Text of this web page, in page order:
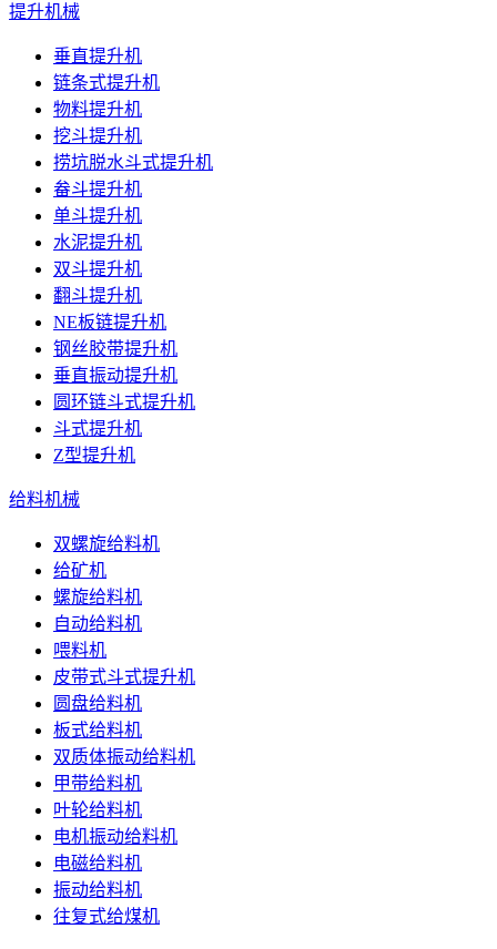
提升机械
垂直提升机
链条式提升机
物料提升机
挖斗提升机
捞坑脱水斗式提升机
畚斗提升机
单斗提升机
水泥提升机
双斗提升机
翻斗提升机
NE板链提升机
钢丝胶带提升机
垂直振动提升机
圆环链斗式提升机
斗式提升机
Z型提升机
给料机械
双螺旋给料机
给矿机
螺旋给料机
自动给料机
喂料机
皮带式斗式提升机
圆盘给料机
板式给料机
双质体振动给料机
甲带给料机
叶轮给料机
电机振动给料机
电磁给料机
振动给料机
往复式给煤机